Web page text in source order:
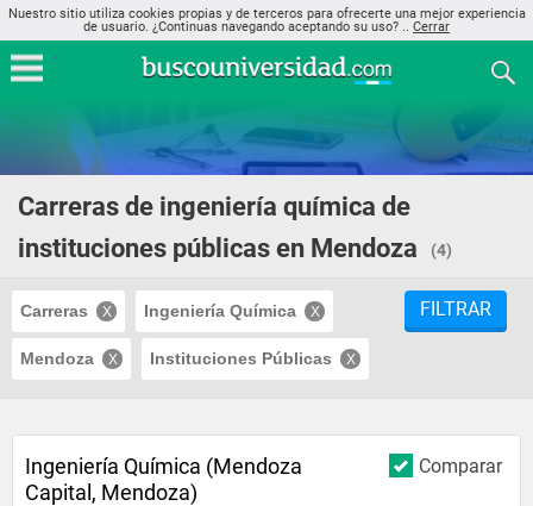
Nuestro sitio utiliza cookies propias y de terceros para ofrecerte una mejor experiencia
de usuario. ¿Continuas navegando aceptando su uso? .. Cerrar
Carreras de ingeniería química de
instituciones públicas en Mendoza
(4)
Carreras Ingeniería Química
Mendoza Instituciones Públicas
FILTRAR
Comparar
Ingeniería Química (Mendoza
Capital, Mendoza)